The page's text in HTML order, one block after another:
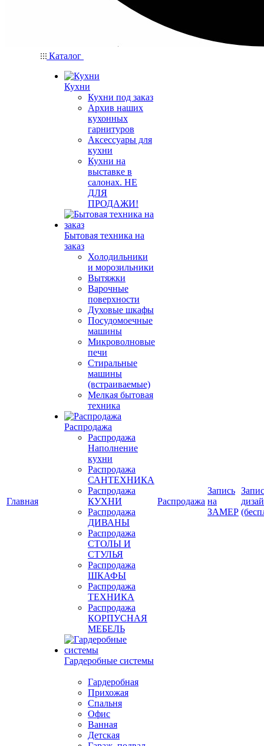
Главная
Каталог
Кухни
Кухни под заказ
Архив наших
кухонных
гарнитуров
Аксессуары для
кухни
Кухни на
выставке в
салонах. НЕ
ДЛЯ
ПРОДАЖИ!
Бытовая техника на
заказ
Холодильники
и морозильники
Вытяжки
Варочные
поверхности
Духовые шкафы
Посудомоечные
машины
Микроволновые
печи
Стиральные
машины
(встраиваемые)
Мелкая бытовая
техника
Распродажа
Распродажа
Наполнение
кухни
Распродажа
САНТЕХНИКА
Распродажа
КУХНИ
Распродажа
ДИВАНЫ
Распродажа
СТОЛЫ И
СТУЛЬЯ
Распродажа
ШКАФЫ
Распродажа
ТЕХНИКА
Распродажа
КОРПУСНАЯ
МЕБЕЛЬ
Гардеробные системы
Гардеробная
Прихожая
Спальня
Офис
Ванная
Детская
Распродажа
Запись
на
ЗАМЕР